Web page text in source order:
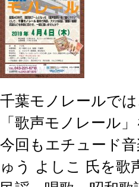
千葉モノレールで
「歌声モノレール
今回もエチュード
ゅう よしこ 氏を歌